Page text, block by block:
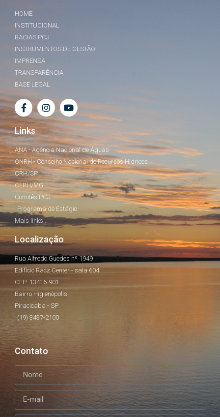
HOME
INSTITUCIONAL
BACIAS PCJ
INSTRUMENTOS DE GESTÃO
IMPRENSA
TRANSPARÊNCIA
BASE LEGAL
Links
ANA - Agência Nacional de Águas
CNRH - Conselho Nacional de Recursos Hídricos
CRH/SP
CERH/MG
Comitês PCJ
Programa de Estágio
Mais links...
Localização
Rua Alfredo Guedes nº 1949
Edifício Racz Center - sala 604
CEP: 13416-901
Bairro Higienópolis
Piracicaba - SP
(19) 3437-2100
Contato